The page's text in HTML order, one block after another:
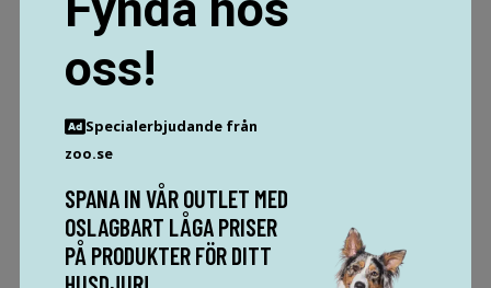
oss!
Specialerbjudande från
zoo.se
SPANA IN VÅR OUTLET MED
OSLAGBART LÅGA PRISER
PÅ PRODUKTER FÖR DITT